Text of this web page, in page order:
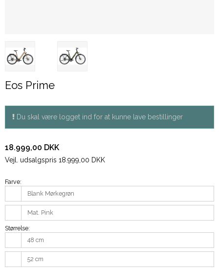
Eos Prime
Du skal være logget ind for at kunne lave bestillinger
18.999,00 DKK
Vejl. udsalgspris 18.999,00 DKK
Farve:
Blank Mørkegrøn
Mat. Pink
Størrelse:
48 cm
52 cm